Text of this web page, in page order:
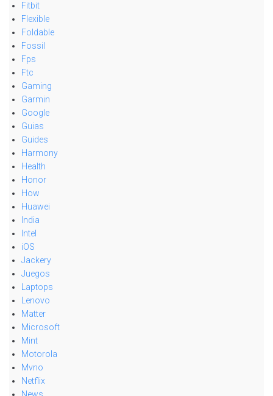
Fitbit
Flexible
Foldable
Fossil
Fps
Ftc
Gaming
Garmin
Google
Guias
Guides
Harmony
Health
Honor
How
Huawei
India
Intel
iOS
Jackery
Juegos
Laptops
Lenovo
Matter
Microsoft
Mint
Motorola
Mvno
Netflix